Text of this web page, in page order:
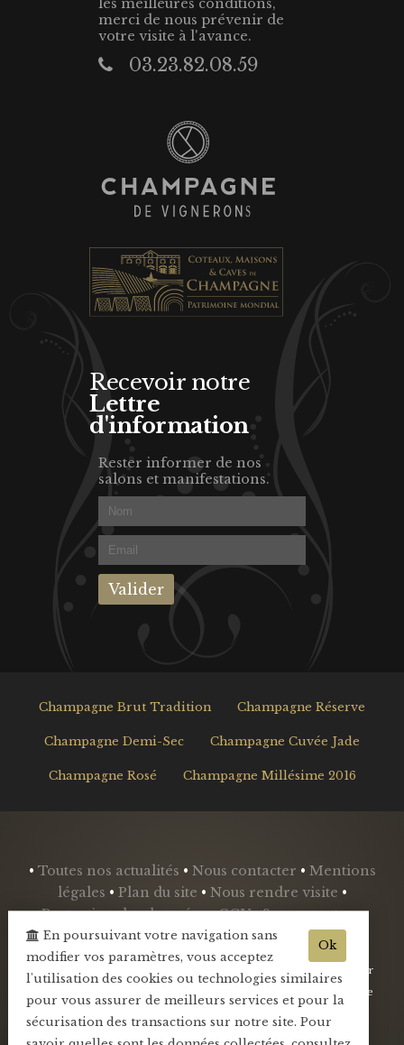
les meilleures conditions,
merci de nous prévenir de
votre visite à l'avance.
03.23.82.08.59
Recevoir notre
Lettre
d'information
Rester informer de nos
salons et manifestations.
Champagne Brut Tradition Champagne Réserve
Champagne Demi-Sec Champagne Cuvée Jade
Champagne Rosé Champagne Millésime 2016
• Toutes nos actualités • Nous contacter • Mentions
légales • Plan du site • Nous rendre visite •
Protection des données•CGV•Se connecter•
Mini-blog•
- L'abus d'alcool est dangereux pour la santé, sachez consommer
avec modération - La vente d'alcool est interdite aux mineurs de
-18ans -
Ok
En poursuivant votre navigation sans
modifier vos paramètres, vous acceptez
l'utilisation des cookies ou technologies similaires
pour vous assurer de meilleurs services et pour la
sécurisation des transactions sur notre site. Pour